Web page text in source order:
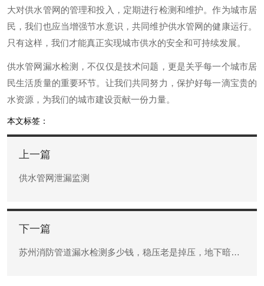
大对供水管网的管理和投入，定期进行检测和维护。作为城市居
民，我们也应当增强节水意识，共同维护供水管网的健康运行。
只有这样，我们才能真正实现城市供水的安全和可持续发展。
供水管网漏水检测，不仅仅是技术问题，更是关乎每一个城市居
民生活质量的重要环节。让我们共同努力，保护好每一滴宝贵的
水资源，为我们的城市建设贡献一份力量。
本文标签：
上一篇
供水管网泄漏监测
下一篇
苏州消防管道漏水检测多少钱，稳压老是掉压，地下暗漏怎么精准排查